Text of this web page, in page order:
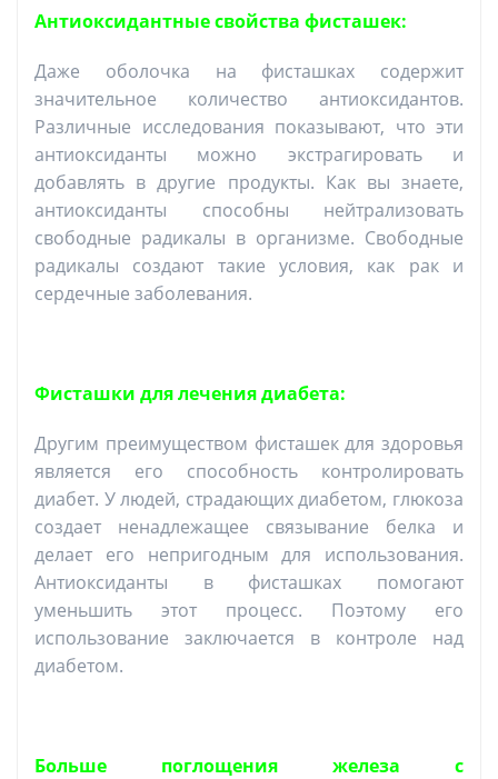
Антиоксидантные свойства фисташек:
Даже оболочка на фисташках содержит
значительное количество антиоксидантов.
Различные исследования показывают, что эти
антиоксиданты можно экстрагировать и
добавлять в другие продукты. Как вы знаете,
антиоксиданты способны нейтрализовать
свободные радикалы в организме. Свободные
радикалы создают такие условия, как рак и
сердечные заболевания.
Фисташки для лечения диабета:
Другим преимуществом фисташек для здоровья
является его способность контролировать
диабет. У людей, страдающих диабетом, глюкоза
создает ненадлежащее связывание белка и
делает его непригодным для использования.
Антиоксиданты в фисташках помогают
уменьшить этот процесс. Поэтому его
использование заключается в контроле над
диабетом.
Больше поглощения железа с